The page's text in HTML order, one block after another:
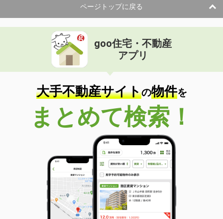
ページトップに戻る
goo住宅・不動産
アプリ
大手不動産サイトの物件を
まとめて検索！